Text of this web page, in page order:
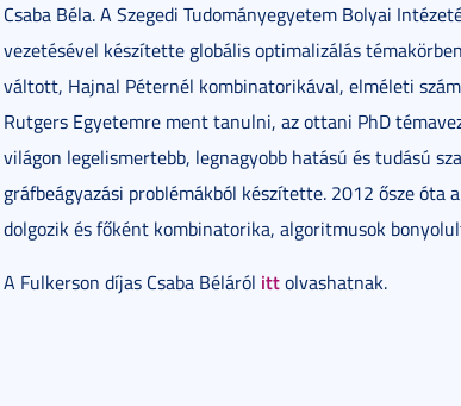
Csaba Béla. A Szegedi Tudományegyetem Bolyai
vezetésével készítette globális optimalizálás
váltott, Hajnal Péternél kombinatorikával, elméleti
Rutgers Egyetemre ment tanulni, az ottani PhD
világon legelismertebb, legnagyobb hatású és tudású
gráfbeágyazási problémákból készítette. 2012 ősze óta
dolgozik és főként kombinatorika, algoritmusok
A Fulkerson díjas Csaba Béláról ittolvashatnak.